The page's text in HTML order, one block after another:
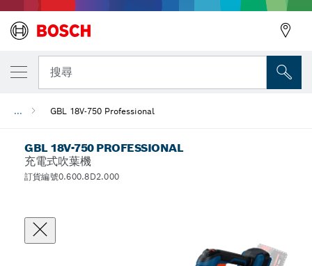
搜尋
... GBL 18V-750 Professional
GBL 18V-750 PROFESSIONAL
充電式吹葉機
訂貨編號0.600.8D2.000